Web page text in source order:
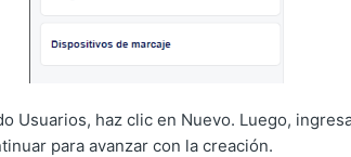
Usuarios, haz clic en Nuevo. Luego,
para avanzar con la creación.